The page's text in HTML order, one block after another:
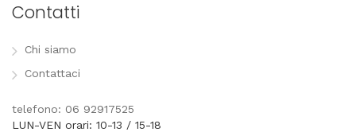
Contatti
Chi siamo
Contattaci
telefono: 06 92917525
LUN-VEN orari: 10-13 / 15-18